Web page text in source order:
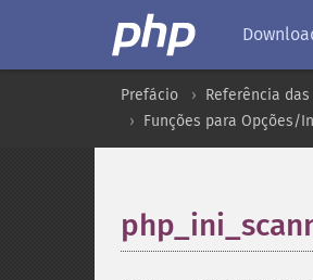
Prefácio Referência das
Funções para Opções/